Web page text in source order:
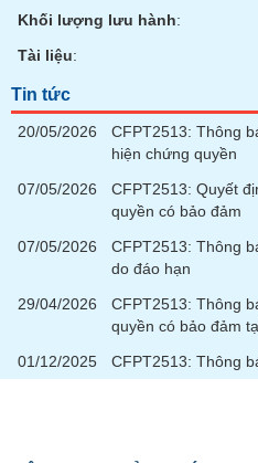
Khối lượng lưu hành:
Tài liệu:
Tin tức
20/05/2026
CFPT2513: Thông
hiện chứng quyền
07/05/2026
CFPT2513: Quyết
quyền có bảo đảm
07/05/2026
CFPT2513: Thông
do đáo hạn
29/04/2026
CFPT2513: Thông
quyền có bảo đảm
01/12/2025
CFPT2513: Thông
cụ
Truyền